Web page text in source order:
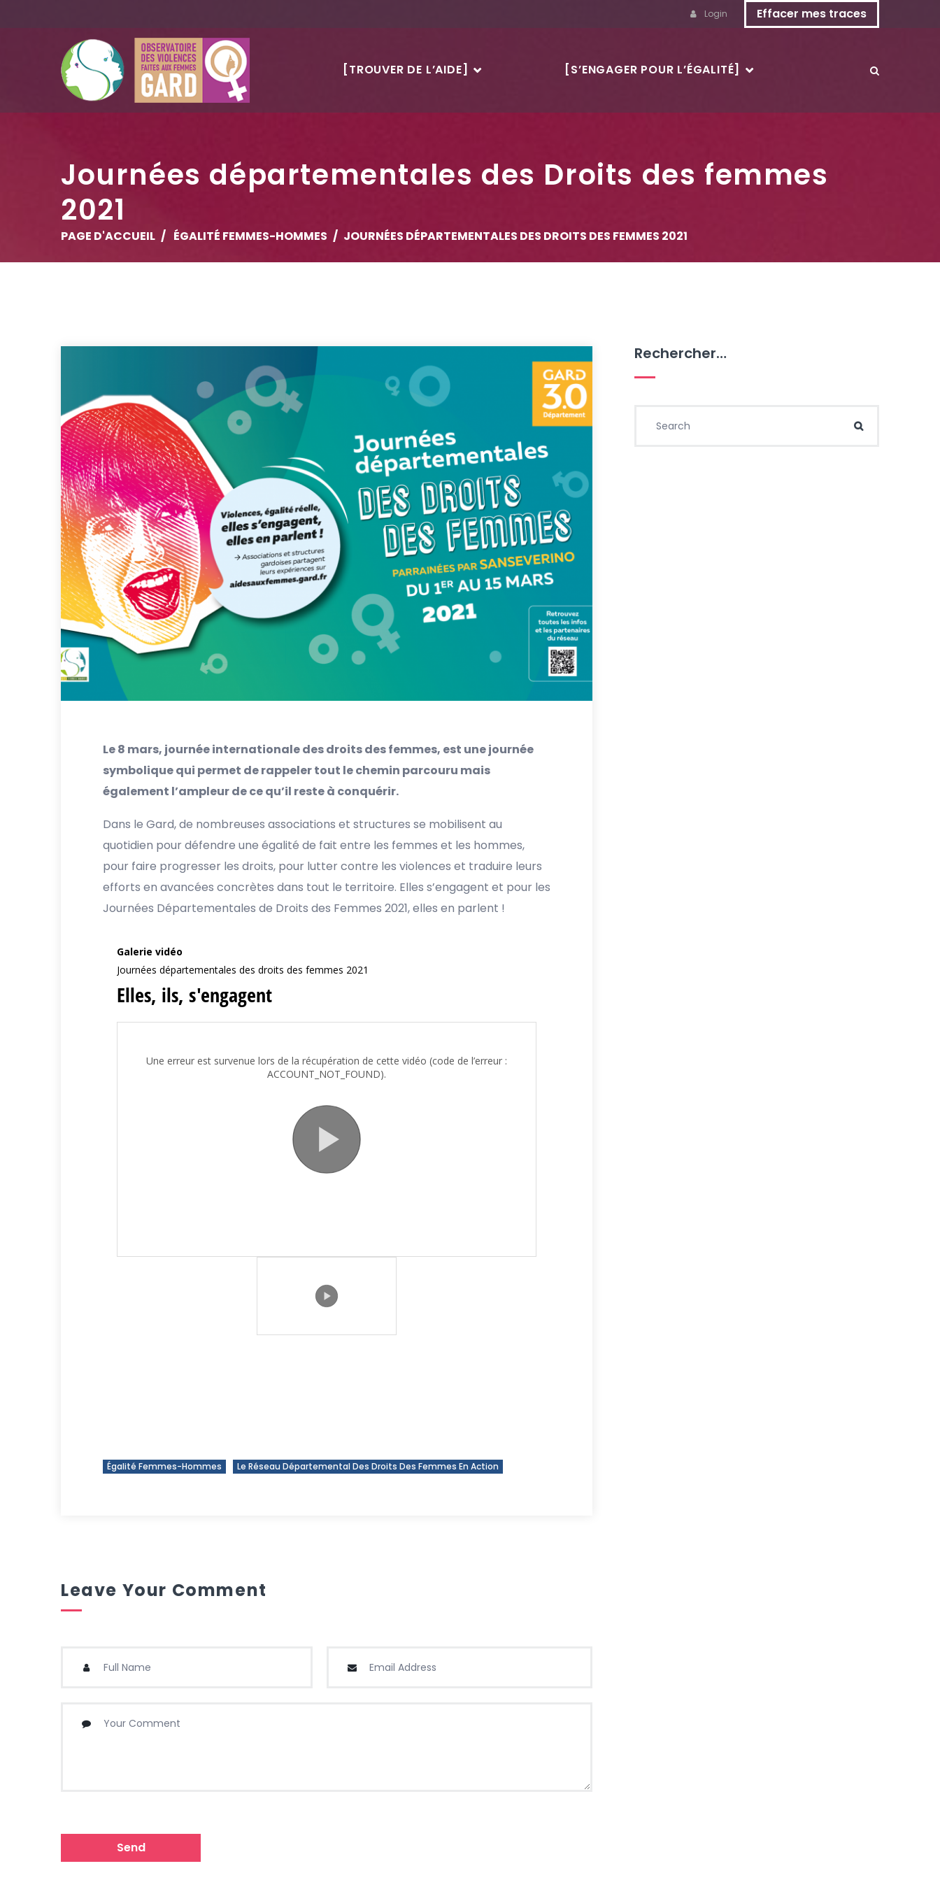
Login Effacer mes traces
[TROUVER DE L’AIDE] [S’ENGAGER POUR L’ÉGALITÉ]
Journées départementales des Droits des femmes
2021
PAGE D'ACCUEIL ÉGALITÉ FEMMES-HOMMES JOURNÉES DÉPARTEMENTALES DES DROITS DES FEMMES 2021
Le 8 mars, journée internationale des droits des femmes, est une journée
symbolique qui permet de rappeler tout le chemin parcouru mais
également l’ampleur de ce qu’il reste à conquérir.
Dans le Gard, de nombreuses associations et structures se mobilisent au
quotidien pour défendre une égalité de fait entre les femmes et les hommes,
pour faire progresser les droits, pour lutter contre les violences et traduire leurs
efforts en avancées concrètes dans tout le territoire. Elles s’engagent et pour les
Journées Départementales de Droits des Femmes 2021, elles en parlent !
Égalité Femmes-Hommes Le Réseau Départemental Des Droits Des Femmes En Action
Leave Your Comment
Send
Rechercher…
Search